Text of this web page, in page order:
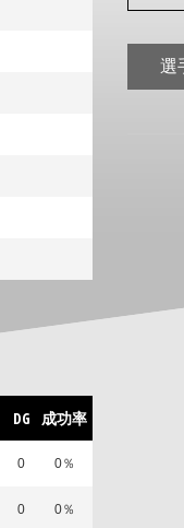
DG 成功率
0 0％
0 0％
選